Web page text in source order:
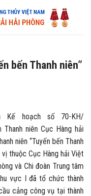
bến Thanh niên”
Kế hoạch số 70-KH/
niên Cục Hàng hải
niên “Tuyến bến Thanh
thuộc Cục Hàng hải Việt
và Chi đoàn Trung tâm
vực I đã tổ chức thành
cảng công vụ tại thành